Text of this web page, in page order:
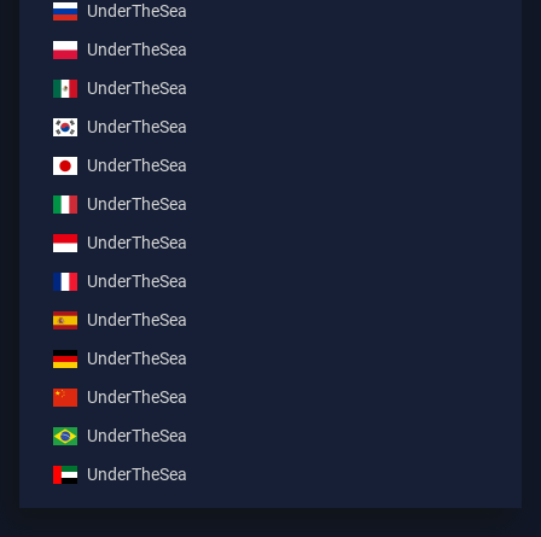
UnderTheSea
UnderTheSea
UnderTheSea
UnderTheSea
UnderTheSea
UnderTheSea
UnderTheSea
UnderTheSea
UnderTheSea
UnderTheSea
UnderTheSea
UnderTheSea
UnderTheSea